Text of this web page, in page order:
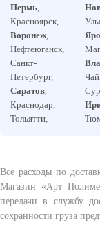
Пермь,
Красноярск,
Воронеж,
Нефтеюганск,
Санкт-
Петербург,
Саратов,
Краснодар,
Тольятти,
Все расходы по
Магазин «Арт
передачи в службу
сохранности груза